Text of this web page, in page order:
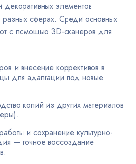
элементов
разных сферах. Среди основных
с помощью 3D-сканеров для
и внесение коррективов в
для адаптации под новые
копий из других материалов
и сохранение культурно-
— точное воссоздание